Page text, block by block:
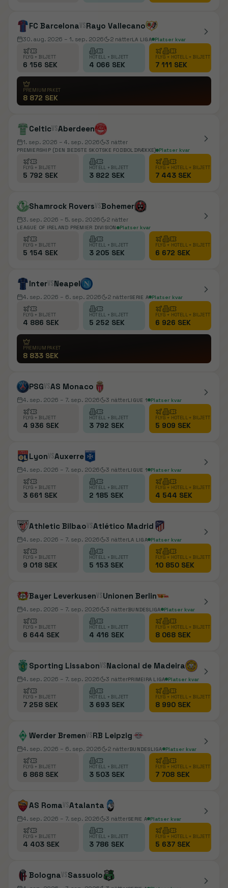
FC BarcelonavsRayo Vallecano
30. aug. 2026 – 1. sep. 2026 2 nätterLA LIGA Platser kvar
FLYG + BILJETT
6 156 SEK
HOTELL + BILJETT
4 066 SEK
FLYG + HOTELL + BILJETT
7 111 SEK
PREMIUMPAKET
8 872 SEK
CelticvsAberdeen
1. sep. 2026 – 4. sep. 2026 3 nätter
PREMIERSHIP (DEN BEDSTE SKOTSKE FODBOLDRÆKKE) Platser kvar
FLYG + BILJETT
5 792 SEK
HOTELL + BILJETT
3 822 SEK
FLYG + HOTELL + BILJETT
7 443 SEK
Shamrock RoversvsBohemer
3. sep. 2026 – 5. sep. 2026 2 nätter
LEAGUE OF IRELAND PREMIER DIVISION Platser kvar
FLYG + BILJETT
5 154 SEK
HOTELL + BILJETT
3 205 SEK
FLYG + HOTELL + BILJETT
6 672 SEK
IntervsNeapel
4. sep. 2026 – 6. sep. 2026 2 nätterSERIE A Platser kvar
FLYG + BILJETT
4 886 SEK
HOTELL + BILJETT
5 252 SEK
FLYG + HOTELL + BILJETT
6 926 SEK
PREMIUMPAKET
8 833 SEK
PSGvsAS Monaco
4. sep. 2026 – 7. sep. 2026 3 nätterLIGUE 1 Platser kvar
FLYG + BILJETT
4 936 SEK
HOTELL + BILJETT
3 792 SEK
FLYG + HOTELL + BILJETT
5 909 SEK
LyonvsAuxerre
4. sep. 2026 – 7. sep. 2026 3 nätterLIGUE 1 Platser kvar
FLYG + BILJETT
3 661 SEK
HOTELL + BILJETT
2 185 SEK
FLYG + HOTELL + BILJETT
4 544 SEK
Athletic BilbaovsAtlético Madrid
4. sep. 2026 – 7. sep. 2026 3 nätterLA LIGA Platser kvar
FLYG + BILJETT
9 018 SEK
HOTELL + BILJETT
5 153 SEK
FLYG + HOTELL + BILJETT
10 850 SEK
Bayer LeverkusenvsUnionen Berlin
4. sep. 2026 – 7. sep. 2026 3 nätterBUNDESLIGA Platser kvar
FLYG + BILJETT
6 644 SEK
HOTELL + BILJETT
4 416 SEK
FLYG + HOTELL + BILJETT
8 068 SEK
Sporting LissabonvsNacional de Madeira
4. sep. 2026 – 7. sep. 2026 3 nätterPRIMEIRA LIGA Platser kvar
FLYG + BILJETT
7 258 SEK
HOTELL + BILJETT
3 693 SEK
FLYG + HOTELL + BILJETT
8 990 SEK
Werder BremenvsRB Leipzig
4. sep. 2026 – 6. sep. 2026 2 nätterBUNDESLIGA Platser kvar
FLYG + BILJETT
6 868 SEK
HOTELL + BILJETT
3 503 SEK
FLYG + HOTELL + BILJETT
7 708 SEK
AS RomavsAtalanta
4. sep. 2026 – 7. sep. 2026 3 nätterSERIE A Platser kvar
FLYG + BILJETT
4 403 SEK
HOTELL + BILJETT
3 786 SEK
FLYG + HOTELL + BILJETT
5 637 SEK
BolognavsSassuolo